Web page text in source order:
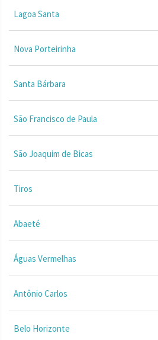
Lagoa Santa
Nova Porteirinha
Santa Bárbara
São Francisco de Paula
São Joaquim de Bicas
Tiros
Abaeté
Águas Vermelhas
Antônio Carlos
Belo Horizonte